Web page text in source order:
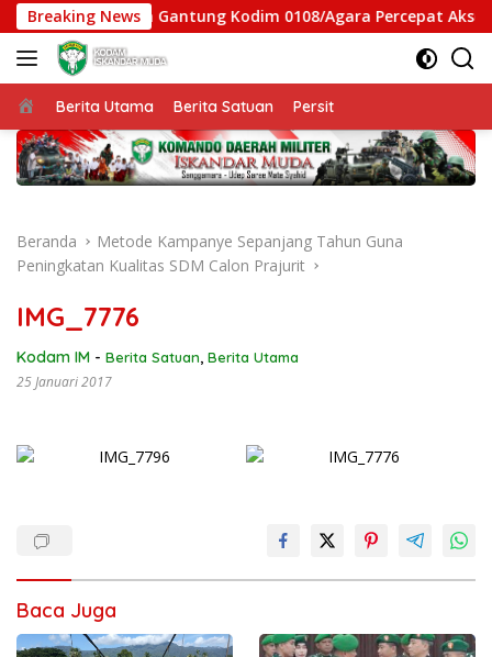
Langsung
ke
konten
Breaking News
Jembatan Gantung Kodim 0108/Agara Percepat Akses
Beranda
Berita Utama Berita Satuan Persit
Beranda
Metode Kampanye Sepanjang Tahun Guna
Peningkatan Kualitas SDM Calon Prajurit
IMG_7776
Kodam IM - Berita Satuan, Berita Utama
25 Januari 2017
Baca Juga